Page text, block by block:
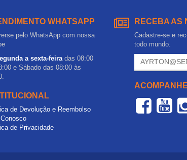
WHATSAPP
pelo WhatsApp com nossa
a sexta-feira das 08:00
e Sábado das 08:00 às
de Devolução e Reembolso
de Privacidade
RECEBA AS
Cadastre-se e
todo mundo.